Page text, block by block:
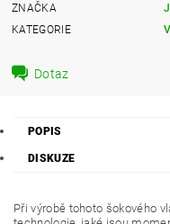
ZNAČKA
KATEGORIE
Dotaz
POPIS
DISKUZE
Při výrobě tohoto šokového